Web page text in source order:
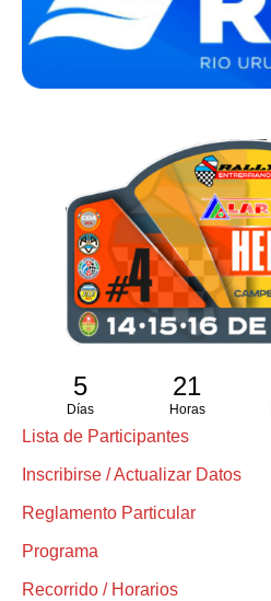
5
Días
21
Horas
Lista de Participantes
Inscribirse / Actualizar Datos
Reglamento Particular
Programa
Recorrido / Horarios